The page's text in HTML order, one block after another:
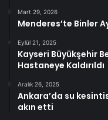
Mart 29, 2026
Menderes’te Binler
Eylül 21, 2025
Kayseri Büyükşehir
Hastaneye Kaldırıldı
Aralık 26, 2025
Ankara’da su
akın etti